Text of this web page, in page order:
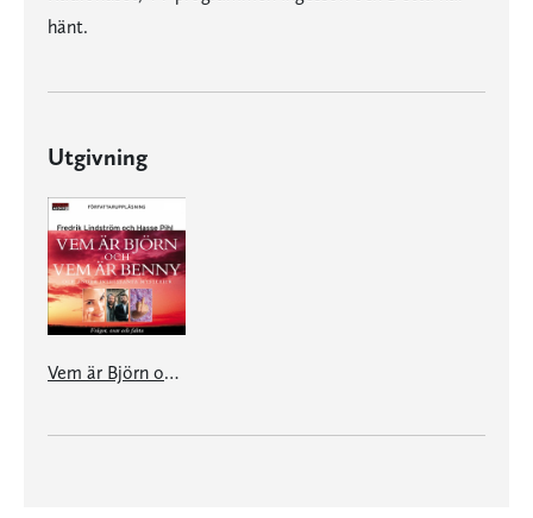
hänt.
Utgivning
Vem är Björn och vem är Benny?